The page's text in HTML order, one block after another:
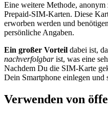
Eine weitere Methode,
Prepaid-SIM-Karten. Diese
erworben werden und
persönliche Angaben.
Ein großer Vorteil dabei ist,
nachverfolgbarist, was eine
Nachdem Du die SIM-Karte
Dein Smartphone einlegen und
Verwenden von